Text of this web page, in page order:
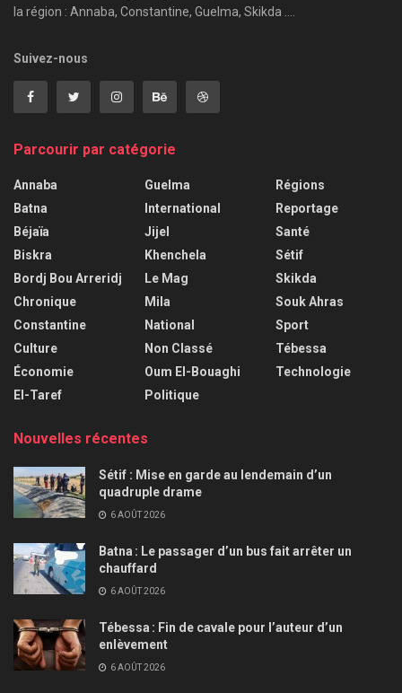
la région : Annaba, Constantine, Guelma, Skikda ....
Suivez-nous
Parcourir par catégorie
Annaba
Batna
Béjaïa
Biskra
Bordj Bou Arreridj
Chronique
Constantine
Culture
Économie
El-Taref
Guelma
International
Jijel
Khenchela
Le Mag
Mila
National
Non Classé
Oum El-Bouaghi
Politique
Régions
Reportage
Santé
Sétif
Skikda
Souk Ahras
Sport
Tébessa
Technologie
Nouvelles récentes
Sétif : Mise en garde au lendemain d’un
quadruple drame
6 AOÛT 2026
Batna : Le passager d’un bus fait arrêter un
chauffard
6 AOÛT 2026
Tébessa : Fin de cavale pour l’auteur d’un
enlèvement
6 AOÛT 2026